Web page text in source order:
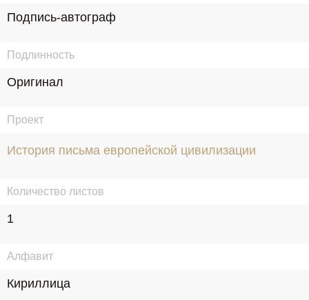
Подпись-автограф
Подлинность
Оригинал
Проект
История письма европейской цивилизации
Количество листов
1
Алфавит
Кириллица